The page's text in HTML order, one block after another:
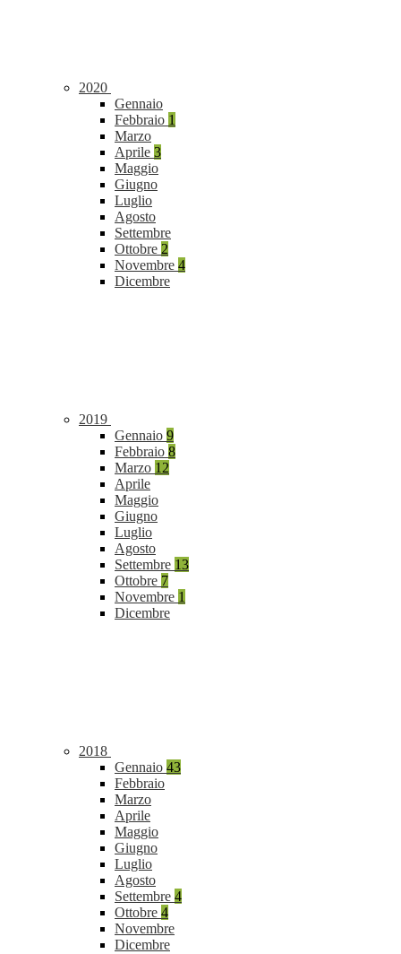
2020
Gennaio
Febbraio 1
Marzo
Aprile 3
Maggio
Giugno
Luglio
Agosto
Settembre
Ottobre 2
Novembre 4
Dicembre
2019
Gennaio 9
Febbraio 8
Marzo 12
Aprile
Maggio
Giugno
Luglio
Agosto
Settembre 13
Ottobre 7
Novembre 1
Dicembre
2018
Gennaio 43
Febbraio
Marzo
Aprile
Maggio
Giugno
Luglio
Agosto
Settembre 4
Ottobre 4
Novembre
Dicembre